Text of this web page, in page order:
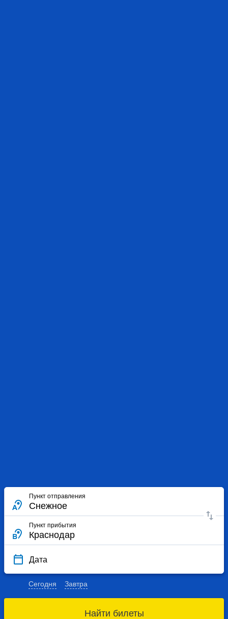
Пункт отправления
Пункт прибытия
Дата
Сегодня Завтра
Найти билеты